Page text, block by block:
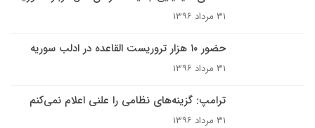
۳۱ مرداد ۱۳۹۶
حضور ۱۰ هزار تروریست القاعده در ادلب سوریه
۳۱ مرداد ۱۳۹۶
ترامپ: گزینه‌های نظامی را علنی اعلام نمی‌کنم
۳۱ مرداد ۱۳۹۶